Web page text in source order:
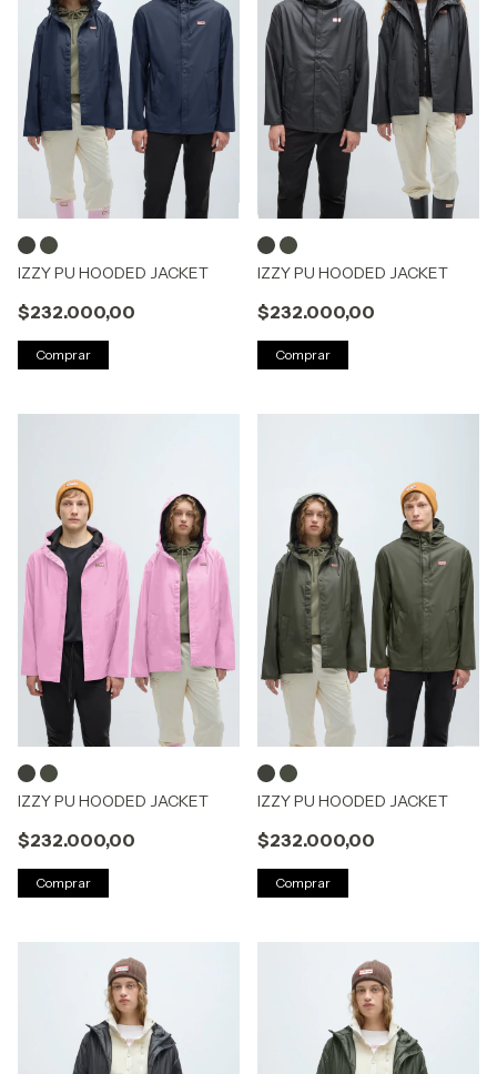
IZZY PU HOODED JACKET
$232.000,00
Comprar
IZZY PU HOODED JACKET
$232.000,00
Comprar
IZZY PU HOODED JACKET
$232.000,00
Comprar
IZZY PU HOODED JACKET
$232.000,00
Comprar